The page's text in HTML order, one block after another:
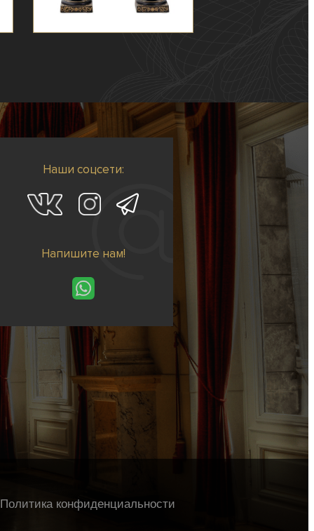
Наши соцсети:
Напишите нам!
Политика конфиденциальности